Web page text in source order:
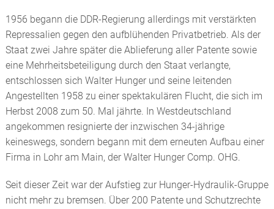
1956 begann die DDR-Regierung allerdings mit verstärkten
Repressalien gegen den aufblühenden Privatbetrieb. Als der
Staat zwei Jahre später die Ablieferung aller Patente sowie
eine Mehrheitsbeteiligung durch den Staat verlangte,
entschlossen sich Walter Hunger und seine leitenden
Angestellten 1958 zu einer spektakulären Flucht, die sich im
Herbst 2008 zum 50. Mal jährte. In Westdeutschland
angekommen resignierte der inzwischen 34-jährige
keineswegs, sondern begann mit dem erneuten Aufbau einer
Firma in Lohr am Main, der Walter Hunger Comp. OHG.
Seit dieser Zeit war der Aufstieg zur Hunger-Hydraulik-Gruppe
nicht mehr zu bremsen. Über 200 Patente und Schutzrechte